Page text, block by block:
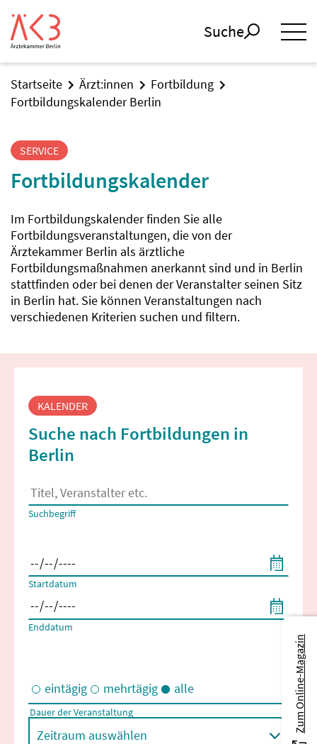
Suche
Startseite Ärzt:innen
Fortbildung
Fortbildungskalender Berlin
SERVICE
Fortbildungskalender
Im Fortbildungskalender finden Sie alle
Fortbildungsveranstaltungen, die von der
Ärztekammer Berlin als ärztliche
Fortbildungsmaßnahmen anerkannt sind und in Berlin
stattfinden oder bei denen der Veranstalter seinen Sitz
in Berlin hat. Sie können Veranstaltungen nach
verschiedenen Kriterien suchen und filtern.
Fortbildungssuche
KALENDER
Suche nach Fortbildungen in
Berlin
Es erscheinen Suchvorschläge, wenn mindestens 2 Zeichen
Suchbegriff
Startdatum
Enddatum
Eintägige und/oder mehrtägige Veranstaltungen
eintägig mehrtägig alle
Dauer der Veranstaltung
Zeitraum auswählen
Zum Online-Magazin